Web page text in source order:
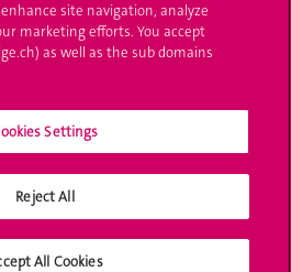
site navigation, analyze
marketing efforts. You accept
as well as the sub domains
Settings
Reject All
All Cookies